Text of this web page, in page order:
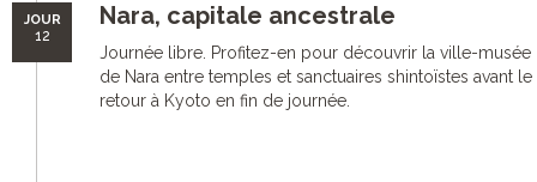
JOUR
12
Nara, capitale ancestrale
Journée libre. Profitez-en pour découvrir la ville-musée
de Nara entre temples et sanctuaires shintoïstes avant le
retour à Kyoto en fin de journée.